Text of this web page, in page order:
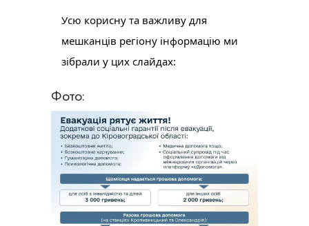
Усю корисну та важливу для
мешканців регіону інформацію ми
зібрали у цих слайдах:
Фото: